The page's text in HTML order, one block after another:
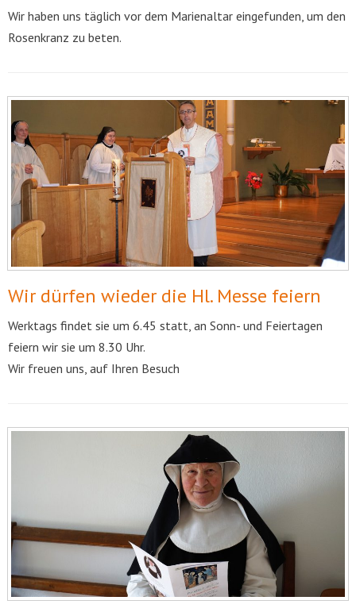
Wir haben uns täglich vor dem Marienaltar eingefunden, um den
Rosenkranz zu beten.
Wir dürfen wieder die Hl. Messe feiern
Werktags findet sie um 6.45 statt, an Sonn- und Feiertagen
feiern wir sie um 8.30 Uhr.
Wir freuen uns, auf Ihren Besuch